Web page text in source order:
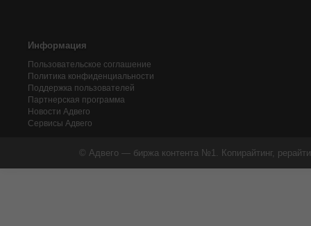
Информация
Пользовательское соглашение
Политика конфиденциальности
Поддержка пользователей
Партнерская программа
Новости Адвего
Сервисы Адвего
© Адвего — биржа контента №1. Копирайтинг,